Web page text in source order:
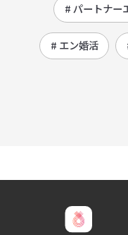
# パートナー
# エン婚活